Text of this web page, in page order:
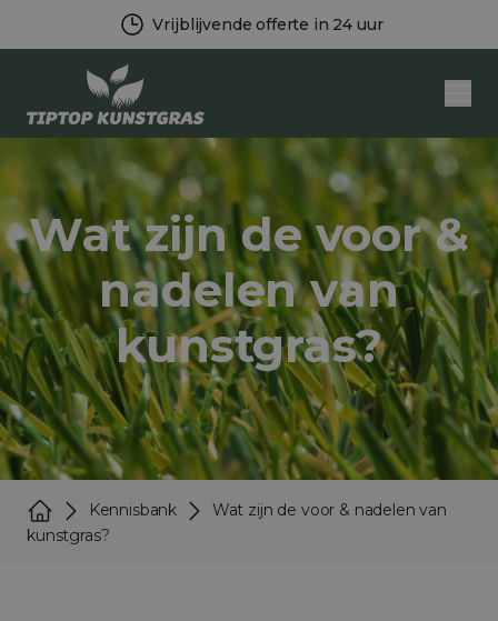
Vrijblijvende offerte in 24 uur
Wat zijn de voor &
nadelen van
kunstgras?
Kennisbank
Wat zijn de voor & nadelen van
kunstgras?